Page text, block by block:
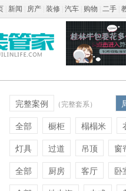
新闻 房产 装修 汽车 购物 二手
完整案例 （完整套系）
全部 橱柜 榻榻米
灯具
过道 吊顶 窗
全部 厨房 客厅 卧